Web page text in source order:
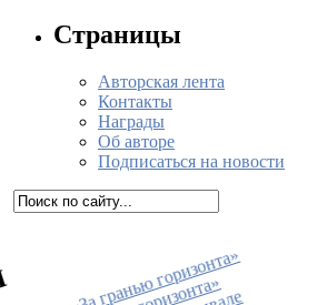
Страницы
Авторская лента
Контакты
Награды
Об авторе
Подписаться на новости